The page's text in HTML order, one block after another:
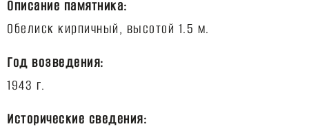
Описание памятника:
Год возведения:
Исторические сведения: